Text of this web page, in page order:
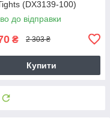
(DX3139-100)
до відправки
₴ 2 303 ₴
Купити